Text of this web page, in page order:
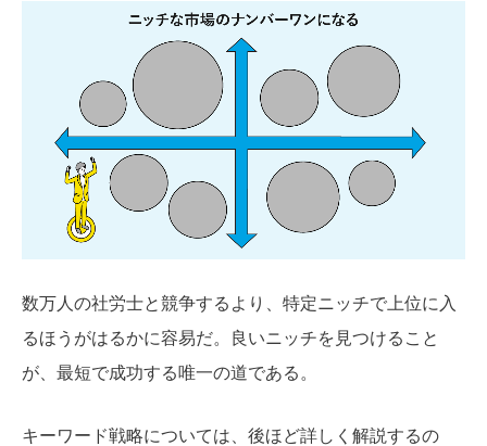
数万人の社労士と競争するより、特定ニッチで上位に入
るほうがはるかに容易だ。良いニッチを見つけること
が、最短で成功する唯一の道である。
キーワード戦略については、後ほど詳しく解説するの